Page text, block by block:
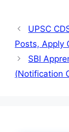
UPSC
Posts, Apply
SBI
(Notification